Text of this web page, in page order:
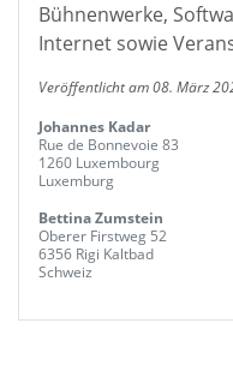
Bühnenwerke,
Internet sowie
Veröffentlicht am 08. März
Johannes Kadar
Rue de Bonnevoie 83
1260 Luxembourg
Luxemburg
Bettina Zumstein
Oberer Firstweg 52
6356 Rigi Kaltbad
Schweiz